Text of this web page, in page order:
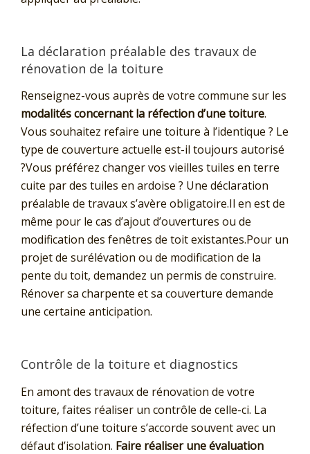
La déclaration préalable des travaux de
rénovation de la toiture
Renseignez-vous auprès de votre commune sur les
modalités concernant la réfection d’une toiture.
Vous souhaitez refaire une toiture à l’identique ? Le
type de couverture actuelle est-il toujours autorisé
?Vous préférez changer vos vieilles tuiles en terre
cuite par des tuiles en ardoise ? Une déclaration
préalable de travaux s’avère obligatoire.Il en est de
même pour le cas d’ajout d’ouvertures ou de
modification des fenêtres de toit existantes.Pour un
projet de surélévation ou de modification de la
pente du toit, demandez un permis de construire.
Rénover sa charpente et sa couverture demande
une certaine anticipation.
Contrôle de la toiture et diagnostics
En amont des travaux de rénovation de votre
toiture, faites réaliser un contrôle de celle-ci. La
réfection d’une toiture s’accorde souvent avec un
défaut d’isolation. Faire réaliser une évaluation